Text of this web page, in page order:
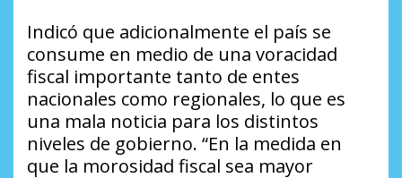
Indicó que adicionalmente el país se
consume en medio de una voracidad
fiscal importante tanto de entes
nacionales como regionales, lo que es
una mala noticia para los distintos
niveles de gobierno. “En la medida en
que la morosidad fiscal sea mayor